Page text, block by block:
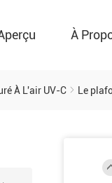
À
À L'air UV-C Le